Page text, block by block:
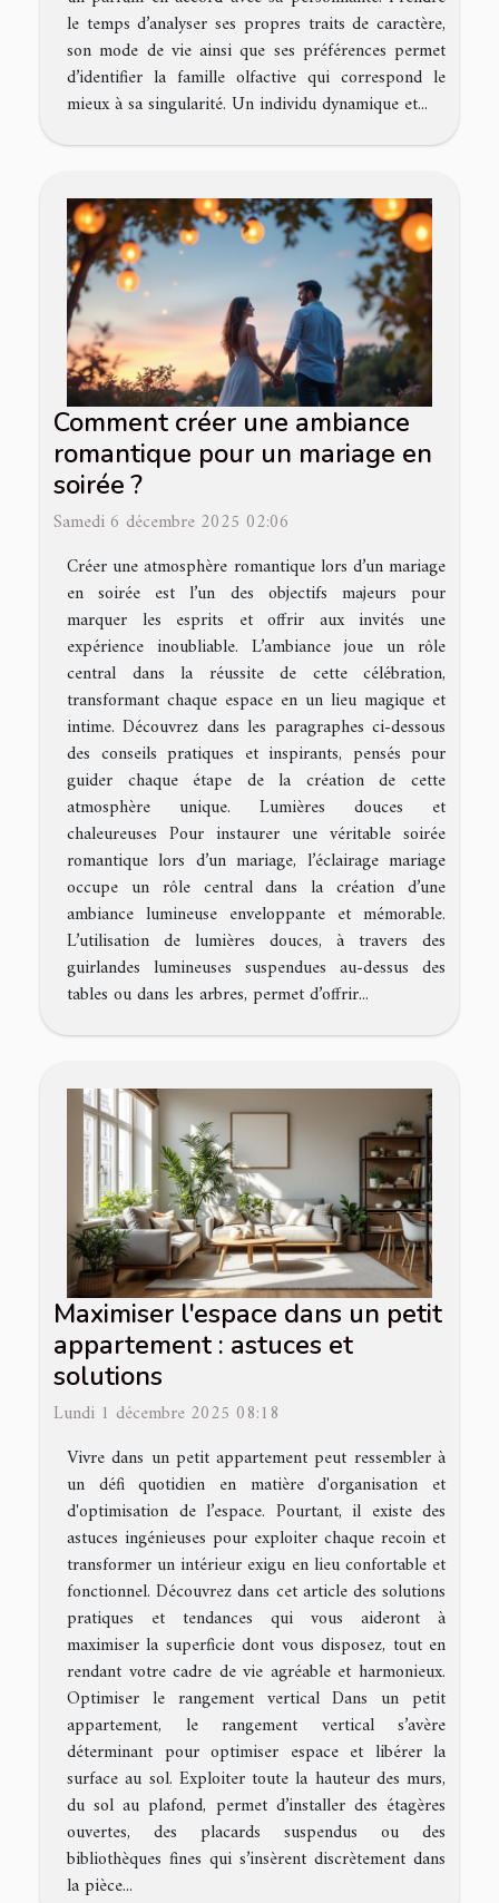
le temps d’analyser ses propres traits de caractère,
son mode de vie ainsi que ses préférences permet
d’identifier la famille olfactive qui correspond le
mieux à sa singularité. Un individu dynamique et...
Comment créer une ambiance
romantique pour un mariage en
soirée ?
Samedi 6 décembre 2025 02:06
Créer une atmosphère romantique lors d’un mariage
en soirée est l’un des objectifs majeurs pour
marquer les esprits et offrir aux invités une
expérience inoubliable. L’ambiance joue un rôle
central dans la réussite de cette célébration,
transformant chaque espace en un lieu magique et
intime. Découvrez dans les paragraphes ci-dessous
des conseils pratiques et inspirants, pensés pour
guider chaque étape de la création de cette
atmosphère unique. Lumières douces et
chaleureuses Pour instaurer une véritable soirée
romantique lors d’un mariage, l’éclairage mariage
occupe un rôle central dans la création d’une
ambiance lumineuse enveloppante et mémorable.
L’utilisation de lumières douces, à travers des
guirlandes lumineuses suspendues au-dessus des
tables ou dans les arbres, permet d’offrir...
Maximiser l'espace dans un petit
appartement : astuces et
solutions
Lundi 1 décembre 2025 08:18
Vivre dans un petit appartement peut ressembler à
un défi quotidien en matière d'organisation et
d'optimisation de l’espace. Pourtant, il existe des
astuces ingénieuses pour exploiter chaque recoin et
transformer un intérieur exigu en lieu confortable et
fonctionnel. Découvrez dans cet article des solutions
pratiques et tendances qui vous aideront à
maximiser la superficie dont vous disposez, tout en
rendant votre cadre de vie agréable et harmonieux.
Optimiser le rangement vertical Dans un petit
appartement, le rangement vertical s’avère
déterminant pour optimiser espace et libérer la
surface au sol. Exploiter toute la hauteur des murs,
du sol au plafond, permet d’installer des étagères
ouvertes, des placards suspendus ou des
bibliothèques fines qui s’insèrent discrètement dans
la pièce...